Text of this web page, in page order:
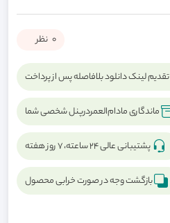
0 نظر
تقدیم لینک دانلود بلافاصله پس از پرداخت
ماندگاری مادام‌العمردرپنل شخصی شما
پشتیبانی عالی ۲۴ ساعته، ۷ روز هفته
بازگشت وجه در صورت خرابی محصول